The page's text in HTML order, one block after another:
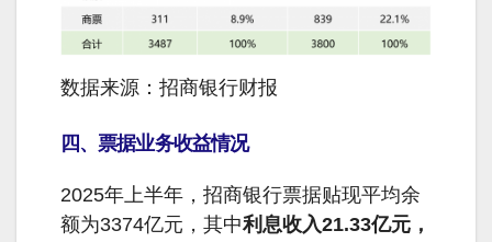
数据来源：招商银行财报
四、票据业务收益情况
2025年上半年，招商银行票据贴现平均余
额为3374亿元，其中利息收入21.33亿元，